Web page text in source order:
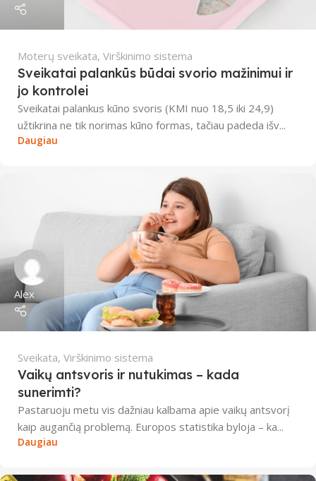
Moterų sveikata, Virškinimo sistema
Sveikatai palankūs būdai svorio mažinimui ir
jo kontrolei
Sveikatai palankus kūno svoris (KMI nuo 18,5 iki 24,9)
užtikrina ne tik norimas kūno formas, tačiau padeda išv...
Daugiau
Alex
Sveikata, Virškinimo sistema
Vaikų antsvoris ir nutukimas – kada
sunerimti?
Pastaruoju metu vis dažniau kalbama apie vaikų antsvorį
kaip augančią problemą. Europos statistika byloja – ka...
Daugiau